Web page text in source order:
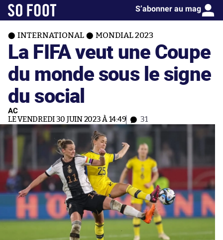
S’abonner au mag
INTERNATIONAL MONDIAL 2023
La FIFA veut une Coupe
du monde sous le signe
du social
AC
LE VENDREDI 30 JUIN 2023 À 14:49 31